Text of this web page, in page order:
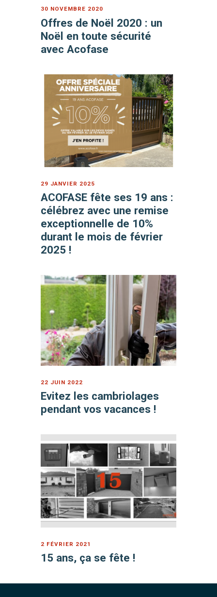
30 NOVEMBRE 2020
Offres de Noël 2020 : un
Noël en toute sécurité
avec Acofase
29 JANVIER 2025
ACOFASE fête ses 19 ans :
célébrez avec une remise
exceptionnelle de 10%
durant le mois de février
2025 !
22 JUIN 2022
Evitez les cambriolages
pendant vos vacances !
2 FÉVRIER 2021
15 ans, ça se fête !